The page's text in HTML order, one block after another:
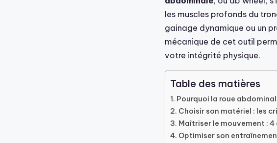
les muscles profonds du
gainage dynamique ou un
mécanique de cet outil
votre intégrité physique.
Table des matières
Pourquoi la roue
Choisir son matériel : les
Maîtriser le mouvement :
Optimiser son